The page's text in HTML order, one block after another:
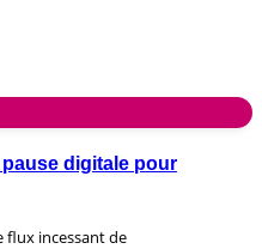
digitale pour
flux incessant de